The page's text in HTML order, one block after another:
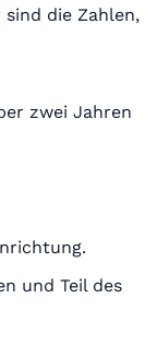
die Zahlen,
zwei Jahren
und Teil des